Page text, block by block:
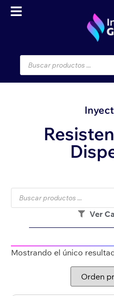
Ver
Mostrando el único